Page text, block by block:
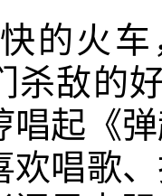
的火
杀敌
唱起《
欢唱歌